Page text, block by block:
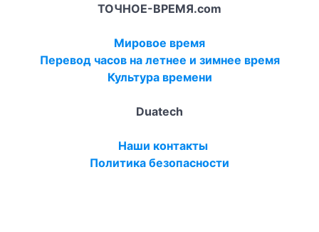
ТОЧНОЕ-ВРЕМЯ.com
Мировое время
Перевод часов на летнее и зимнее время
Культура времени
Duatech
Наши контакты
Политика безопасности